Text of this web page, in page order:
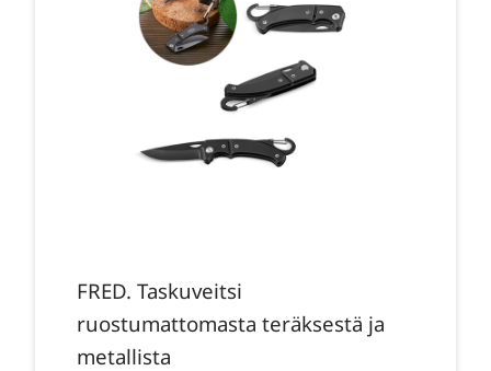
FRED. Taskuveitsi
ruostumattomasta teräksestä ja
metallista